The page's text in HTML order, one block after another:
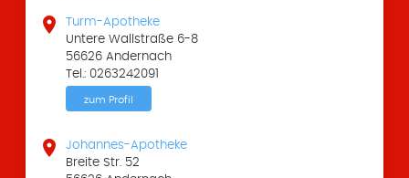

Turm-Apotheke
Untere Wallstraße 6-8
56626 Andernach
Tel.: 0263242091
zum Profil

Johannes-Apotheke
Breite Str. 52